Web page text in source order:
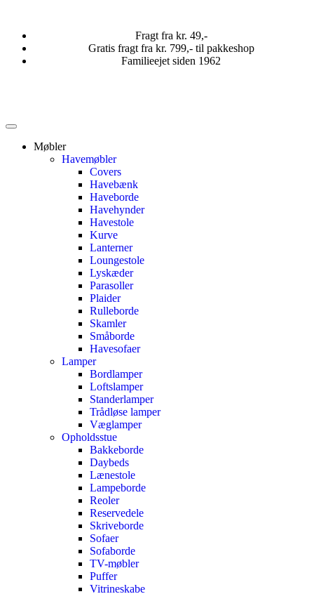
Fragt fra kr. 49,-
Gratis fragt fra kr. 799,- til pakkeshop
Familieejet siden 1962
Møbler
Havemøbler
Covers
Havebænk
Haveborde
Havehynder
Havestole
Kurve
Lanterner
Loungestole
Lyskæder
Parasoller
Plaider
Rulleborde
Skamler
Småborde
Havesofaer
Lamper
Bordlamper
Loftslamper
Standerlamper
Trådløse lamper
Væglamper
Opholdsstue
Bakkeborde
Daybeds
Lænestole
Lampeborde
Reoler
Reservedele
Skriveborde
Sofaer
Sofaborde
TV-møbler
Puffer
Vitrineskabe